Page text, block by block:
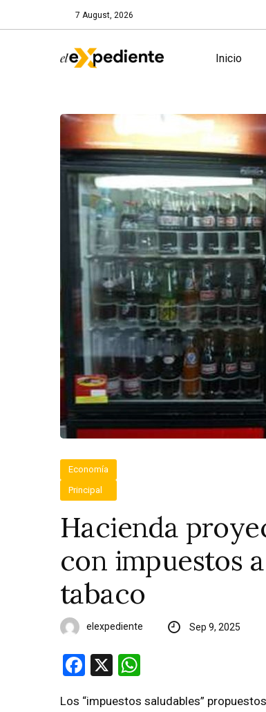
7 August, 2026
Inicio
Economía
Principal
Hacienda
con impuestos
tabaco
elexpediente Sep 9, 2025
Facebook
X
Los “impuestos saludables”